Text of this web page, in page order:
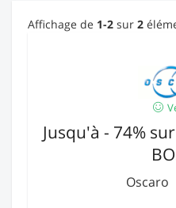
Affichage de 1-2 sur 2
Jusqu'à - 74%
Oscaro